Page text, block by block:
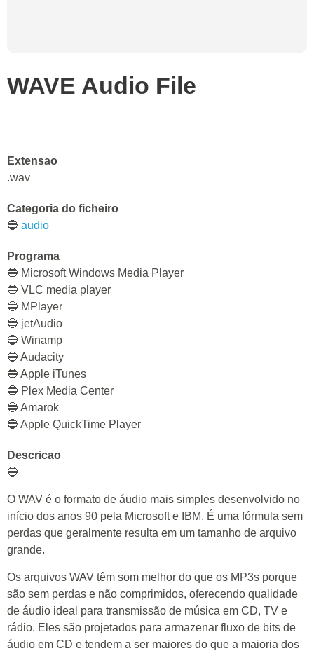
WAVE Audio File
Extensao
.wav
Categoria do ficheiro
🔵 audio
Programa
🔵 Microsoft Windows Media Player
🔵 VLC media player
🔵 MPlayer
🔵 jetAudio
🔵 Winamp
🔵 Audacity
🔵 Apple iTunes
🔵 Plex Media Center
🔵 Amarok
🔵 Apple QuickTime Player
Descricao
🔵
O WAV é o formato de áudio mais simples desenvolvido no
início dos anos 90 pela Microsoft e IBM. É uma fórmula sem
perdas que geralmente resulta em um tamanho de arquivo
grande.
Os arquivos WAV têm som melhor do que os MP3s porque
são sem perdas e não comprimidos, oferecendo qualidade
de áudio ideal para transmissão de música em CD, TV e
rádio. Eles são projetados para armazenar fluxo de bits de
áudio em CD e tendem a ser maiores do que a maioria dos